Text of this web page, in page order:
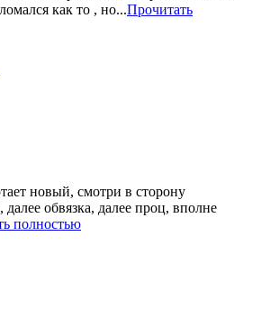
как то , но...Прочитать
новый, смотри в сторону
далее обвязка, далее проц, вполне
полностью